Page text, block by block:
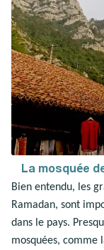
La mosquée
Bien entendu, les
Ramadan, sont
dans le pays.
mosquées, comme